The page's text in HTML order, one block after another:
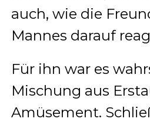
auch, wie die
Mannes darauf
Für ihn war es
Mischung aus
Amüsement.